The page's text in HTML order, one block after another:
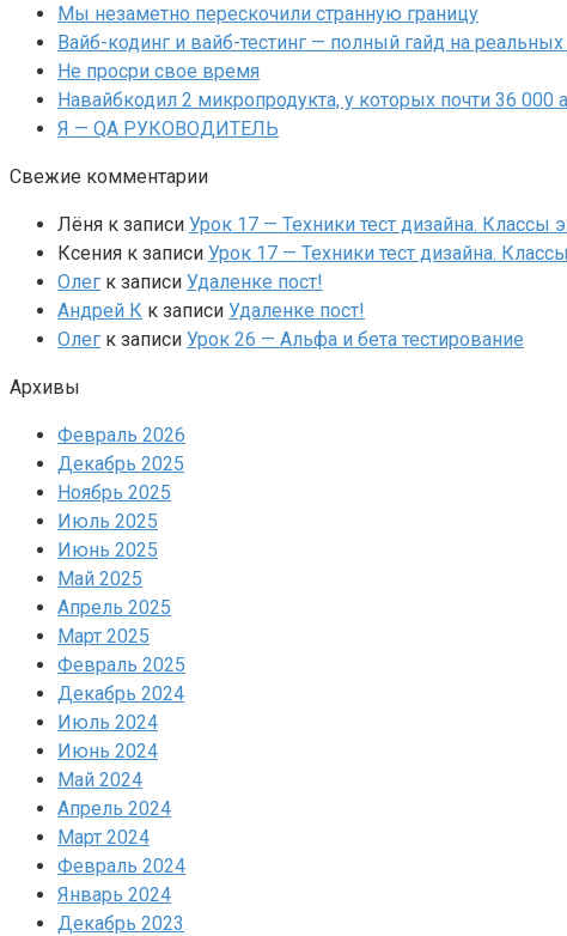
Мы незаметно перескочили странную границу
Вайб-кодинг и вайб-тестинг — полный гайд на реальных
Не просри свое время
Навайбкодил 2 микропродукта, у которых почти 36 000
Я — QA РУКОВОДИТЕЛЬ
Свежие комментарии
Лёня к записи Урок 17 — Техники тест дизайна. Классы
Ксения к записи Урок 17 — Техники тест дизайна.
Олег к записи Удаленке пост!
Андрей К к записи Удаленке пост!
Олег к записи Урок 26 — Альфа и бета тестирование
Архивы
Февраль 2026
Декабрь 2025
Ноябрь 2025
Июль 2025
Июнь 2025
Май 2025
Апрель 2025
Март 2025
Февраль 2025
Декабрь 2024
Июль 2024
Июнь 2024
Май 2024
Апрель 2024
Март 2024
Февраль 2024
Январь 2024
Декабрь 2023